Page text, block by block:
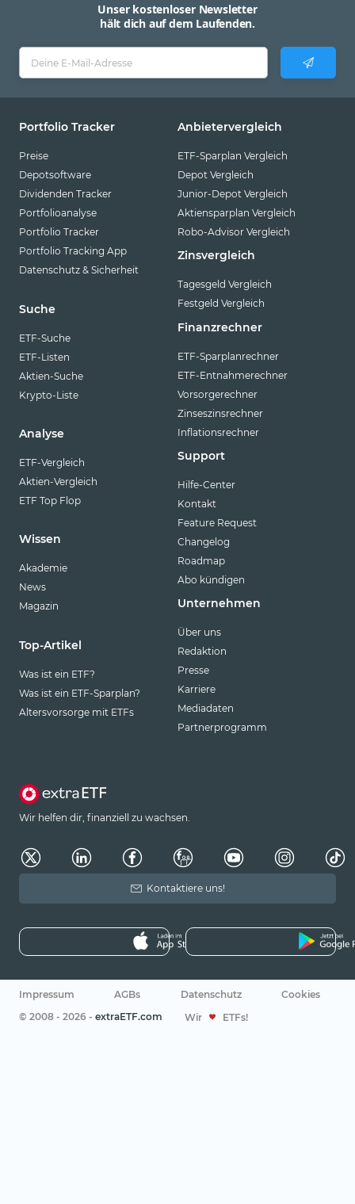
Unser kostenloser Newsletter
hält dich auf dem Laufenden.
Portfolio Tracker
Preise
Depotsoftware
Dividenden Tracker
Portfolioanalyse
Portfolio Tracker
Portfolio Tracking App
Datenschutz & Sicherheit
Suche
ETF-Suche
ETF-Listen
Aktien-Suche
Krypto-Liste
Analyse
ETF-Vergleich
Aktien-Vergleich
ETF Top Flop
Wissen
Akademie
News
Magazin
Top-Artikel
Was ist ein ETF?
Was ist ein ETF-Sparplan?
Altersvorsorge mit ETFs
Anbietervergleich
ETF-Sparplan Vergleich
Depot Vergleich
Junior-Depot Vergleich
Aktiensparplan Vergleich
Robo-Advisor Vergleich
Zinsvergleich
Tagesgeld Vergleich
Festgeld Vergleich
Finanzrechner
ETF-Sparplanrechner
ETF-Entnahmerechner
Vorsorgerechner
Zinseszinsrechner
Inflationsrechner
Support
Hilfe-Center
Kontakt
Feature Request
Changelog
Roadmap
Abo kündigen
Unternehmen
Über uns
Redaktion
Presse
Karriere
Mediadaten
Partnerprogramm
Wir helfen dir, finanziell zu wachsen.
Kontaktiere uns!
Impressum AGBs Datenschutz
Cookies
© 2008 - 2026 - extraETF.com Wir ETFs!